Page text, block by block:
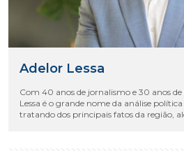
Adelor Lessa
Com 40 anos de jornalismo e 30 anos
Lessa é o grande nome da análise
tratando dos principais fatos da região,